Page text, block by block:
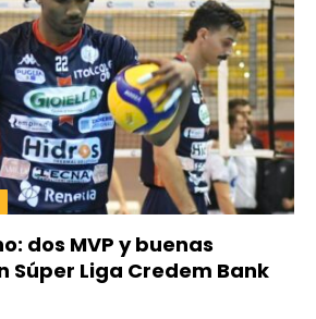
dos MVP y buenas
Súper Liga Credem Bank